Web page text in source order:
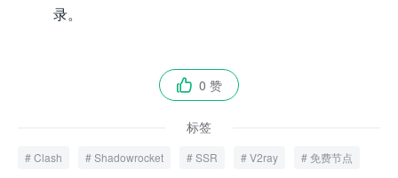
录。
 0 赞
标签
Clash Shadowrocket SSR V2ray 免费节点